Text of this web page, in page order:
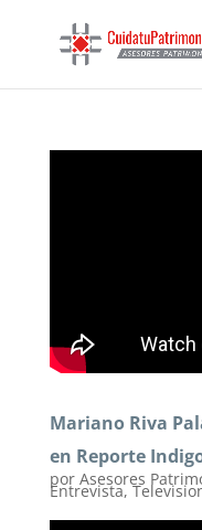
Mariano Riva
en Reporte
por Asesores
Entrevista,